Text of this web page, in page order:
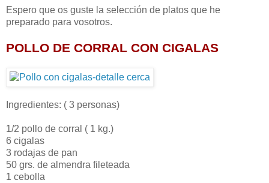
Espero que os guste la selección de platos que he
preparado para vosotros.
POLLO DE CORRAL CON CIGALAS
Ingredientes: ( 3 personas)
1/2 pollo de corral ( 1 kg.)
6 cigalas
3 rodajas de pan
50 grs. de almendra fileteada
1 cebolla